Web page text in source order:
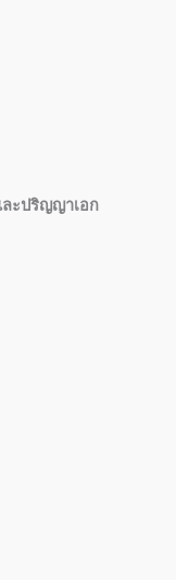
ะปริญญาเอก